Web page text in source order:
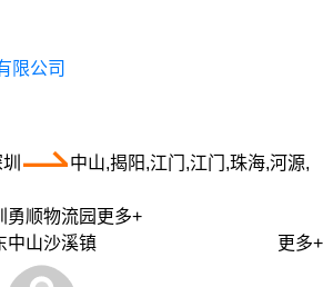
限公司
中山,揭阳,江门,江门,珠海,河源,
勇顺物流园 更多+
中山沙溪镇 更多+